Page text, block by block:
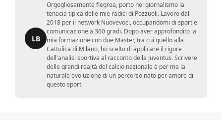
LB
Orgogliosamente flegrea, porto nel giornalismo la
tenacia tipica delle mie radici di Pozzuoli. Lavoro dal
2018 per il network Nuovevoci, occupandomi di sport e
comunicazione a 360 gradi. Dopo aver approfondito la
mia formazione con due Master, tra cui quello alla
Cattolica di Milano, ho scelto di applicare il rigore
dell'analisi sportiva al racconto della Juventus. Scrivere
delle grandi realtà del calcio nazionale è per me la
naturale evoluzione di un percorso nato per amore di
questo sport.